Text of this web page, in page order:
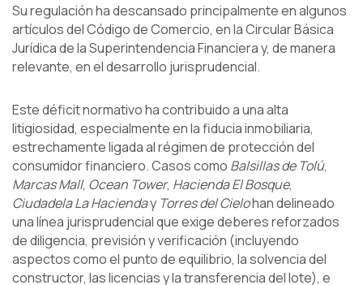
Su regulación ha descansado principalmente en algunos
artículos del Código de Comercio, en la Circular Básica
Jurídica de la Superintendencia Financiera y, de manera
relevante, en el desarrollo jurisprudencial.
Este déficit normativo ha contribuido a una alta
litigiosidad, especialmente en la fiducia inmobiliaria,
estrechamente ligada al régimen de protección del
consumidor financiero. Casos como Balsillas de Tolú,
Marcas Mall, Ocean Tower, Hacienda El Bosque,
Ciudadela La Hacienday Torres del Cielohan delineado
una línea jurisprudencial que exige deberes reforzados
de diligencia, previsión y verificación (incluyendo
aspectos como el punto de equilibrio, la solvencia del
constructor, las licencias y la transferencia del lote), e